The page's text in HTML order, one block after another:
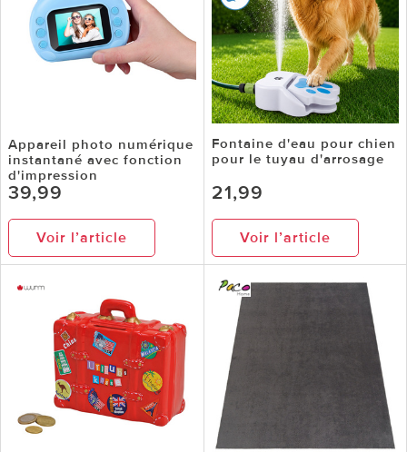
Appareil photo numérique
instantané avec fonction
d'impression
39,99
Voir l’article
Fontaine d'eau pour chien
pour le tuyau d'arrosage
21,99
Voir l’article